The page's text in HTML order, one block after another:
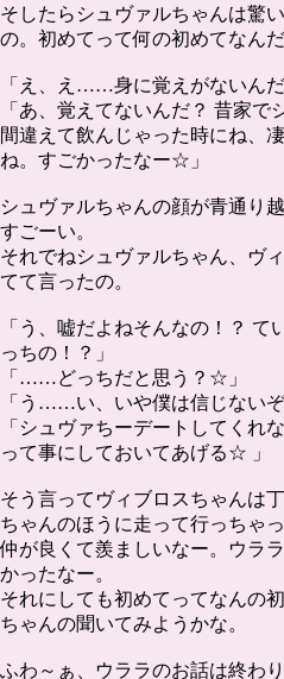
そしたらシュヴァルちゃんは驚
の。初めてって何の初めてなん
「え、え……身に覚えがないんだ
「あ、覚えてないんだ？ 昔家
間違えて飲んじゃった時にね、
ね。すごかったなー☆」
シュヴァルちゃんの顔が青通り
すごーい。
それでねシュヴァルちゃん、ヴ
てて言ったの。
「う、嘘だよねそんなの！？
っちの！？」
「……どっちだと思う？☆」
「う……い、いや僕は信じないぞ
「シュヴァちーデートしてく
って事にしておいてあげる☆ 」
そう言ってヴィブロスちゃんは
ちゃんのほうに走って行っちゃっ
仲が良くて羨ましいなー。ウラ
かったなー。
それにしても初めてってなんの
ちゃんの聞いてみようかな。
ふわ～ぁ、ウララのお話は終わ